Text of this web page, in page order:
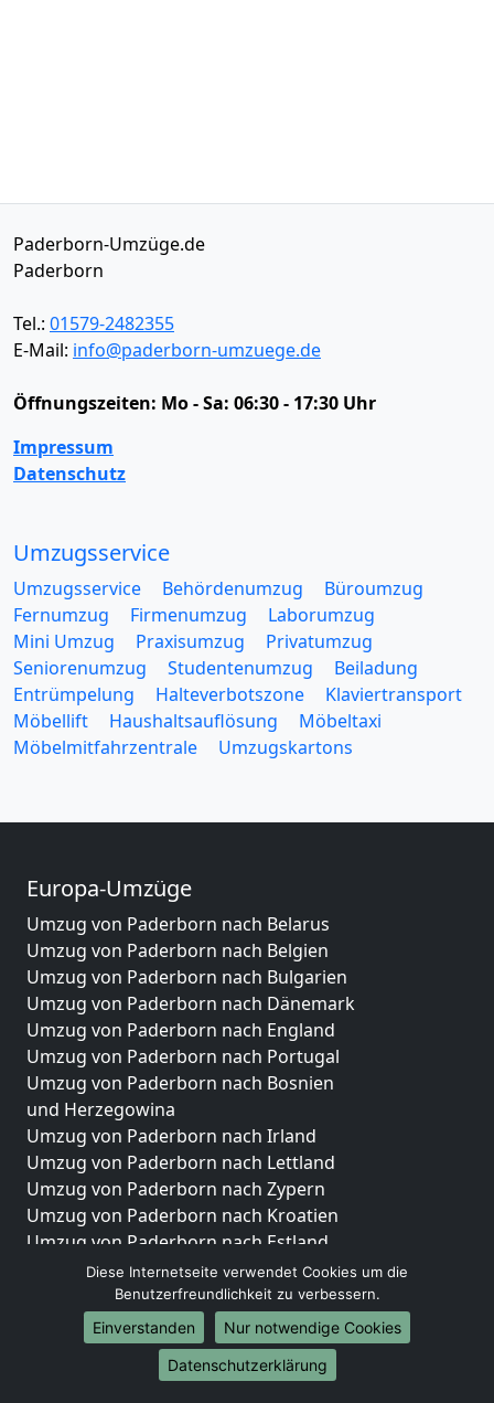
Paderborn-Umzüge.de
Paderborn
Tel.: 01579-2482355
E-Mail: info@paderborn-umzuege.de
Öffnungszeiten: Mo - Sa: 06:30 - 17:30 Uhr
Impressum
Datenschutz
Umzugsservice
Umzugsservice Behördenumzug
Büroumzug
Fernumzug
Firmenumzug
Laborumzug
Mini Umzug
Praxisumzug
Privatumzug
Seniorenumzug
Studentenumzug
Beiladung
Entrümpelung
Halteverbotszone
Klaviertransport
Möbellift
Haushaltsauflösung
Möbeltaxi
Möbelmitfahrzentrale
Umzugskartons
Europa-Umzüge
Umzug von Paderborn nach Belarus
Umzug von Paderborn nach Belgien
Umzug von Paderborn nach Bulgarien
Umzug von Paderborn nach Dänemark
Umzug von Paderborn nach England
Umzug von Paderborn nach Portugal
Umzug von Paderborn nach Bosnien
und Herzegowina
Umzug von Paderborn nach Irland
Umzug von Paderborn nach Lettland
Umzug von Paderborn nach Zypern
Umzug von Paderborn nach Kroatien
Umzug von Paderborn nach Estland
Umzug von Paderborn nach Finnland
Umzug von Paderborn nach Frankreich
Umzug von Paderborn nach Griechenland
Umzug von Paderborn nach Italien
Umzug von Paderborn nach Liechtenstein
Diese Internetseite verwendet Cookies um die
Benutzerfreundlichkeit zu verbessern.
Einverstanden
Nur notwendige Cookies
Datenschutzerklärung